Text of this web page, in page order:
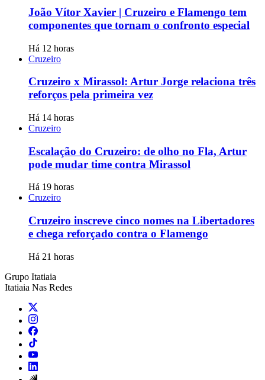
João Vítor Xavier | Cruzeiro e Flamengo tem
componentes que tornam o confronto especial
Há 12 horas
Cruzeiro
Cruzeiro x Mirassol: Artur Jorge relaciona três
reforços pela primeira vez
Há 14 horas
Cruzeiro
Escalação do Cruzeiro: de olho no Fla, Artur
pode mudar time contra Mirassol
Há 19 horas
Cruzeiro
Cruzeiro inscreve cinco nomes na Libertadores
e chega reforçado contra o Flamengo
Há 21 horas
Grupo Itatiaia
Itatiaia Nas Redes